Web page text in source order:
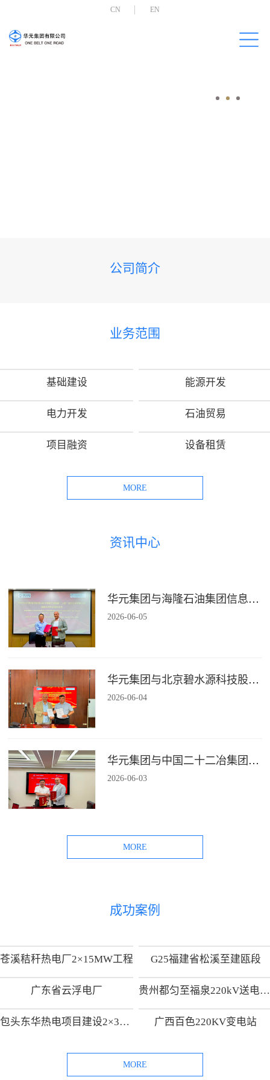
CN EN
公司简介
业务范围
基础建设 能源开发
电力开发 石油贸易
项目融资 设备租赁
MORE
资讯中心
华元集团与海隆石油集团信息技术有限公司签署战略合作协议
2026-06-05
华元集团与北京碧水源科技股份有限公司签署战略合作协议
2026-06-04
华元集团与中国二十二冶集团有限公司装配式建筑分公司签署战略合作协议
2026-06-03
MORE
成功案例
苍溪秸秆热电厂2×15MW工程 G25福建省松溪至建瓯段
广东省云浮电厂 贵州都匀至福泉220kV送电线路工程
包头东华热电项目建设2×300MW热电供热机组项目 广西百色220KV变电站
MORE